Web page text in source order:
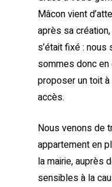
Mâcon vient
après sa
s’était fixé :
sommes donc en
proposer un toit à
accès.
Nous venons de
appartement en
la mairie, auprès
sensibles à la